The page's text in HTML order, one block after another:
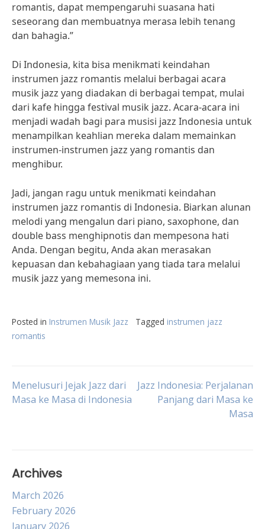
romantis, dapat mempengaruhi suasana hati
seseorang dan membuatnya merasa lebih tenang
dan bahagia.”
Di Indonesia, kita bisa menikmati keindahan
instrumen jazz romantis melalui berbagai acara
musik jazz yang diadakan di berbagai tempat, mulai
dari kafe hingga festival musik jazz. Acara-acara ini
menjadi wadah bagi para musisi jazz Indonesia untuk
menampilkan keahlian mereka dalam memainkan
instrumen-instrumen jazz yang romantis dan
menghibur.
Jadi, jangan ragu untuk menikmati keindahan
instrumen jazz romantis di Indonesia. Biarkan alunan
melodi yang mengalun dari piano, saxophone, dan
double bass menghipnotis dan mempesona hati
Anda. Dengan begitu, Anda akan merasakan
kepuasan dan kebahagiaan yang tiada tara melalui
musik jazz yang memesona ini.
Posted in Instrumen Musik Jazz Tagged instrumen jazz
romantis
Post
Menelusuri Jejak Jazz dari
Masa ke Masa di Indonesia
Jazz Indonesia: Perjalanan
Panjang dari Masa ke
Masa
Archives
March 2026
February 2026
January 2026